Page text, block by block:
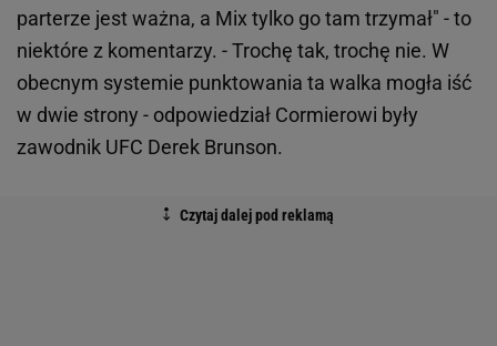
parterze jest ważna, a Mix tylko go tam trzymał" - to
niektóre z komentarzy. - Trochę tak, trochę nie. W
obecnym systemie punktowania ta walka mogła iść
w dwie strony - odpowiedział Cormierowi były
zawodnik UFC Derek Brunson.